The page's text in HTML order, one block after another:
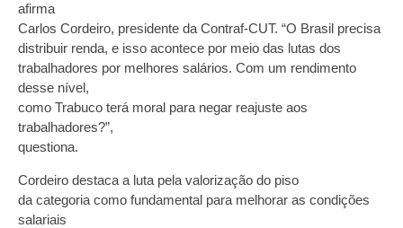
afirma
Carlos Cordeiro, presidente da Contraf-CUT. “O Brasil precisa
distribuir renda, e isso acontece por meio das lutas dos
trabalhadores por melhores salários. Com um rendimento
desse nível,
como Trabuco terá moral para negar reajuste aos
trabalhadores?”,
questiona.
Cordeiro destaca a luta pela valorização do piso
da categoria como fundamental para melhorar as condições
salariais